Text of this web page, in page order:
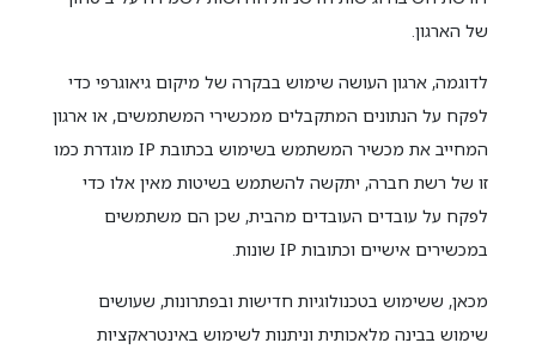
של הארגון.
לדוגמה, ארגון העושה שימוש בבקרה של מיקום גיאוגרפי כדי
לפקח על הנתונים המתקבלים ממכשירי המשתמשים, או ארגון
המחייב את מכשיר המשתמש בשימוש בכתובת IP מוגדרת כמו
זו של רשת חברה, יתקשה להשתמש בשיטות מאין אלו כדי
לפקח על עובדים העובדים מהבית, שכן הם משתמשים
במכשירים אישיים וכתובות IP שונות.
מכאן, ששימוש בטכנולוגיות חדישות ובפתרונות, שעושים
שימוש בבינה מלאכותית וניתנות לשימוש באינטראקציות